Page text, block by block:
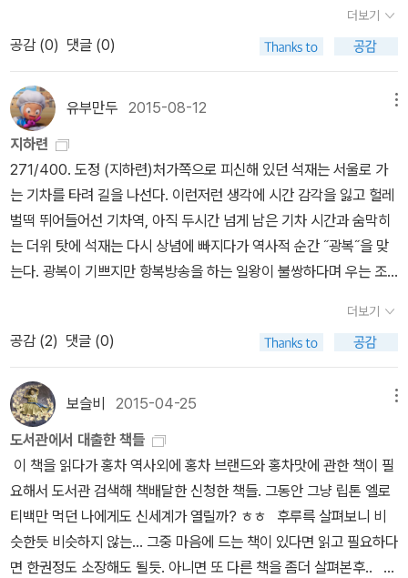
더보기
공감 (0) 댓글 (0)
유부만두 2015-08-12
지하련
271/400. 도정 (지하련)처가쪽으로 피신해 있던 석재는 서울로 가
는 기차를 타려 길을 나선다. 이런저런 생각에 시간 감각을 잃고 헐레
벌떡 뛰어들어선 기차역, 아직 두시간 넘게 남은 기차 시간과 숨막히
는 더위 탓에 석재는 다시 상념에 빠지다가 역사적 순간 ˝광복˝을 맞
는다. 광복이 기쁘지만 항복방송을 하는 일왕이 불쌍하다며 우는 조
을 느낀다. 공산주의자로 수감되기도 했던 그가 이제는 입당서에 자
신을 소브루주아로 적는다. 너무 가파른 시대의 도정에 자꾸 비틀대
는 석재. 저자 지하련은 임화의 부인이다. 해설을 읽기전에는 딱히 여
작가라는 분위기는 느끼지 못했다. 낯선 어휘를 제하고 보면 ｀오발
탄｀보다 더 세련된 작품이다. 272/400. 네거리의 순이 (임화)혁명
가 남친｀오빠｀들과 노동하는 여친 구조가 거슬리는 것 말고는 아주
옛시 같지않다. 서정적 좌파, 라는 황석영 작가의 호명이 어울린다. 이
어지는 다른 시들에서 역시 서울간 오빠, 남은 동생이 보이지만 앞서
읽은지하련의 소설이 멋졌기 때문에 여동생, 노동자 여친의 당당함을
생각하기로했다.
더보기
공감 (2) 댓글 (0)
보슬비 2015-04-25
도서관에서 대출한 책들
이 책을 읽다가 홍차 역사외에 홍차 브랜드와 홍차맛에 관한 책이 필
요해서 도서관 검색해 책배달한 신청한 책들. 그동안 그냥 립톤 엘로
티백만 먹던 나에게도 신세계가 열릴까? ㅎㅎ 후루륵 살펴보니 비
슷한듯 비슷하지 않는... 그중 마음에 드는 책이 있다면 읽고 필요하다
면 한권정도 소장해도 될듯. 아니면 또 다른 책을 좀더 살펴본후..